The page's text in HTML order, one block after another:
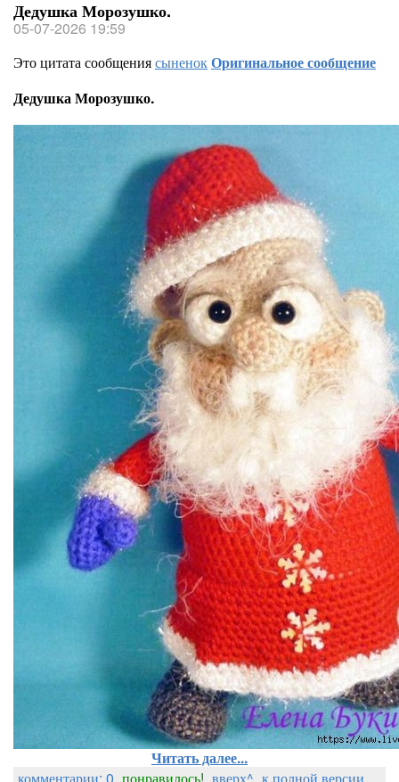
Дедушка Морозушко.
05-07-2026 19:59
Это цитата сообщениясыненокОригинальное сообщение
Дедушка Морозушко.
Читать далее...